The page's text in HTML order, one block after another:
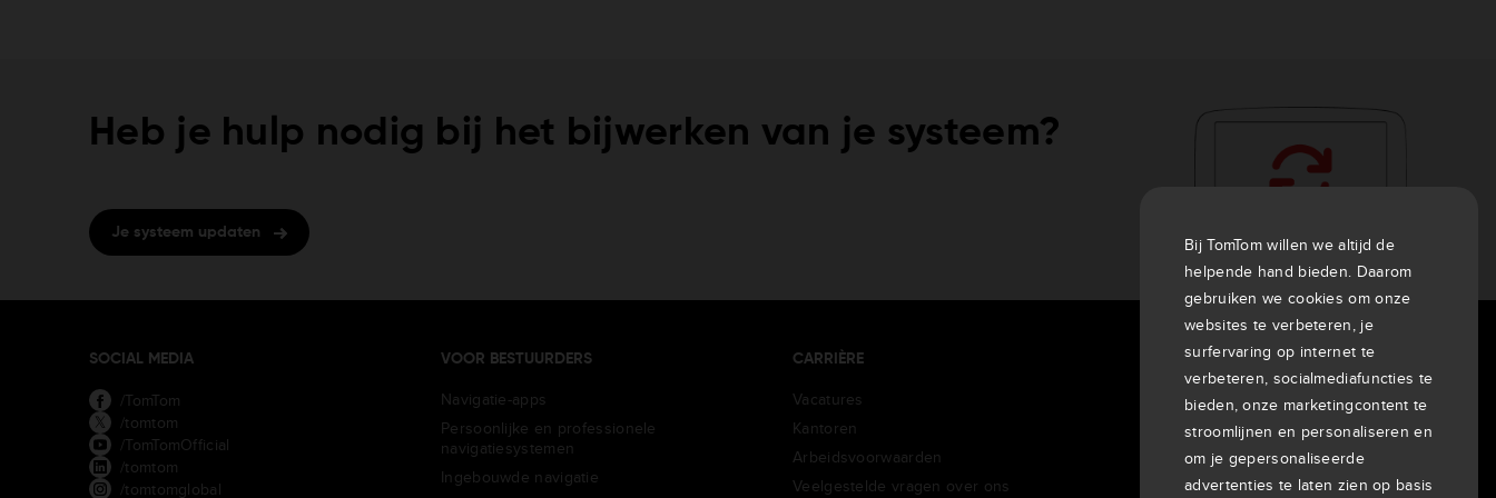
Heb je hulp nodig bij het bijwerken van je systeem?
Je systeem updaten
SOCIAL MEDIA
/TomTom
/tomtom
/TomTomOfficial
/tomtom
/tomtomglobal
VOOR BESTUURDERS
Navigatie-apps
Persoonlijke en professionele
navigatiesystemen
Ingebouwde navigatie
CARRIÈRE
Vacatures
Kantoren
Arbeidsvoorwaarden
Veelgestelde vragen over ons
Over ons
Bedrijf
Klanten
Newsroom
Evenementen
Bij TomTom willen we altijd de
helpende hand bieden. Daarom
gebruiken we cookies om onze
websites te verbeteren, je
surfervaring op internet te
verbeteren, socialmediafuncties te
bieden, onze marketingcontent te
stroomlijnen en personaliseren en
om je gepersonaliseerde
advertenties te laten zien op basis